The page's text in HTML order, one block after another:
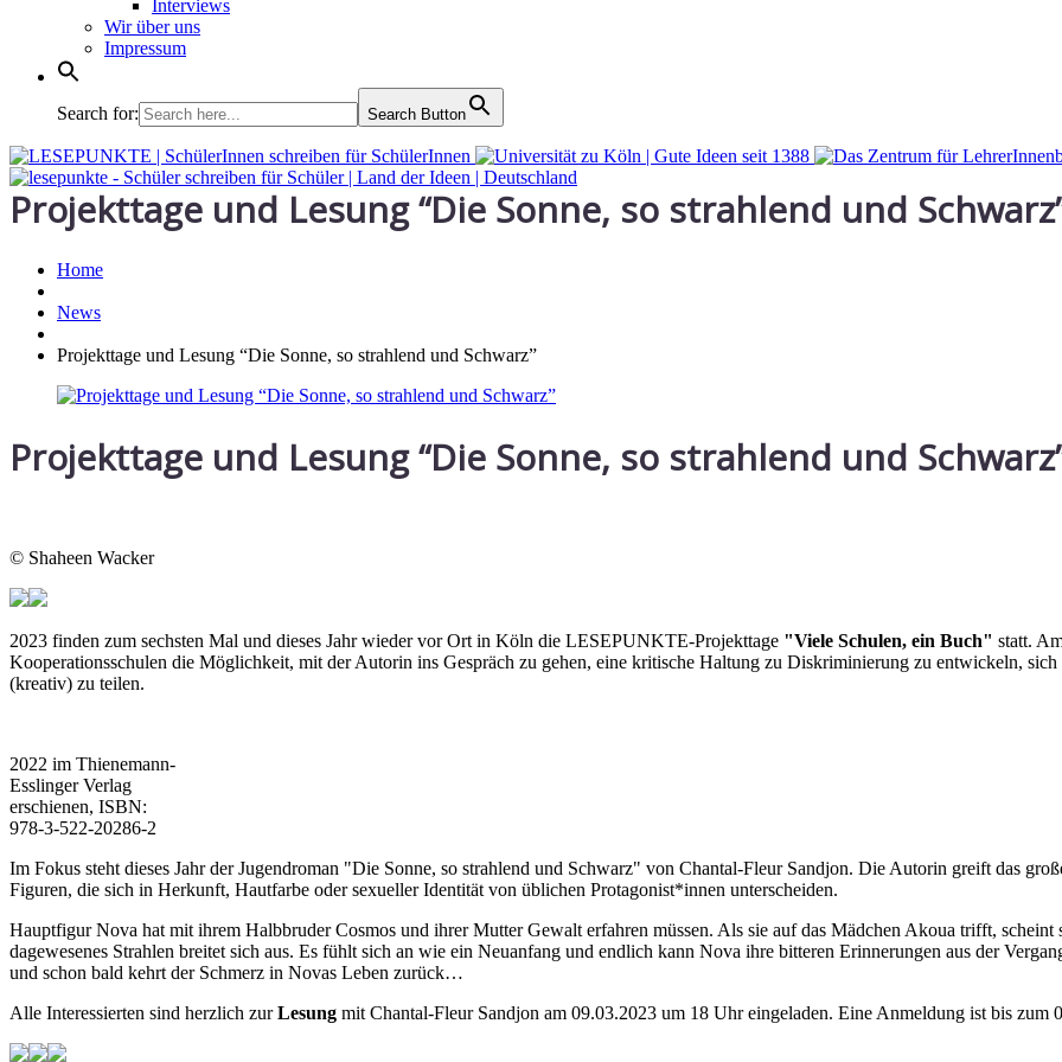
Interviews
Wir über uns
Impressum
Search for: Search Button
Projekttage und Lesung “Die Sonne, so strahlend und
Home
News
Projekttage und Lesung “Die Sonne, so strahlend und Schwarz”
Projekttage und Lesung “Die Sonne, so strahlend und
© Shaheen Wacker
2023 finden zum sechsten Mal und dieses Jahr wieder vor Ort in Köln die LESEPUNKTE-Projekttage "Viele Schulen, ein Buch" statt.
Kooperationsschulen die Möglichkeit, mit der Autorin ins Gespräch zu gehen, eine kritische Haltung zu Diskriminierung zu entwickeln,
(kreativ) zu teilen.
2022 im Thienemann-
Esslinger Verlag
erschienen, ISBN:
978-3-522-20286-2
Im Fokus steht dieses Jahr der Jugendroman "Die Sonne, so strahlend und Schwarz" von Chantal-Fleur Sandjon. Die Autorin greift das
Figuren, die sich in Herkunft, Hautfarbe oder sexueller Identität von üblichen Protagonist*innen unterscheiden.
Hauptfigur Nova hat mit ihrem Halbbruder Cosmos und ihrer Mutter Gewalt erfahren müssen. Als sie auf das Mädchen Akoua trifft,
dagewesenes Strahlen breitet sich aus. Es fühlt sich an wie ein Neuanfang und endlich kann Nova ihre bitteren Erinnerungen aus der
und schon bald kehrt der Schmerz in Novas Leben zurück…
Alle Interessierten sind herzlich zurLesung mit Chantal-Fleur Sandjon am 09.03.2023 um 18 Uhr eingeladen. Eine Anmeldung ist bis zum